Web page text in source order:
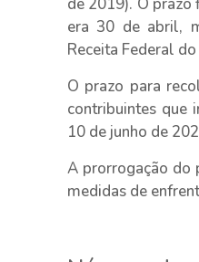
era 30 de abril,
Receita Federal
O prazo para
contribuintes que
10 de junho de
A prorrogação do
medidas de